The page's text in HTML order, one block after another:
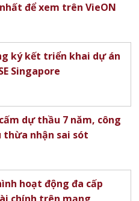
để xem trên VieON
ký kết triển khai dự án
Singapore
dự thầu 7 năm, công
thừa nhận sai sót
hoạt động đa cấp